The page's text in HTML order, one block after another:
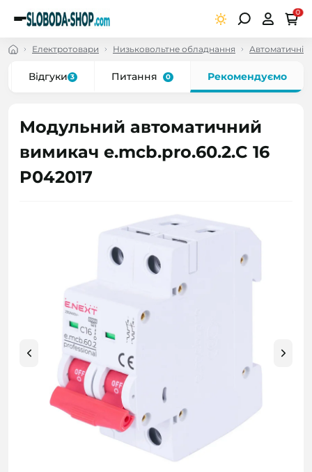
0
Електротовари Низьковольтне обладнання Автоматичні
Відгуки 3 Питання 0 Рекомендуємо
Модульний автоматичний
вимикач e.mcb.pro.60.2.C 16
P042017